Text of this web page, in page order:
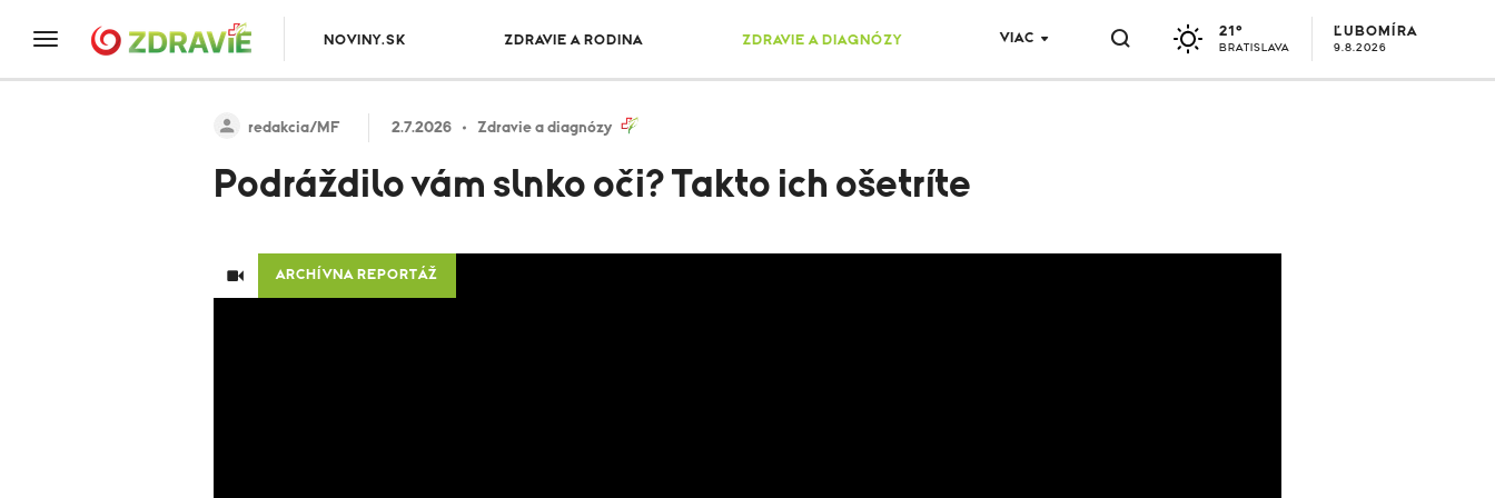
NOVINY.SK ZDRAVIE A RODINA ZDRAVIE A DIAGNÓZY VIAC 21°
BRATISLAVA
ĽUBOMÍRA
9.8.2026
redakcia/MF 2.7.2026 Zdravie a diagnózy
Podráždilo vám slnko oči? Takto ich ošetríte
ARCHÍVNA REPORTÁŽ